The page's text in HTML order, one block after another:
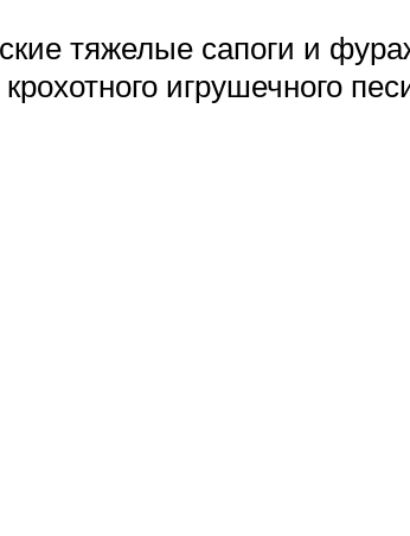
тяжелые сапоги и
игрушечного